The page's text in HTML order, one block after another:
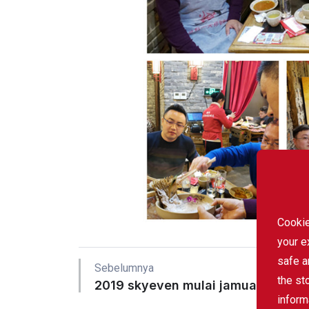
your
safe
the
Sebelumnya
2019 skyeven mulai jamuan